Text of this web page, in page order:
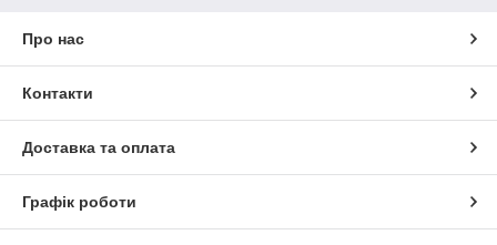
Про нас
Контакти
Доставка та оплата
Графік роботи